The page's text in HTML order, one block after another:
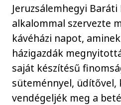
Jeruzsálemhegyi Baráti
alkalommal szervezte
kávéházi napot,
házigazdák
saját készítésű
süteménnyel, üdítővel,
vendégeljék meg a